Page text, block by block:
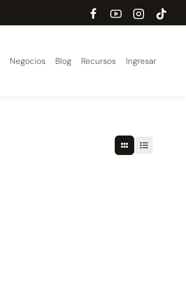
Negocios Blog Recursos Ingresar